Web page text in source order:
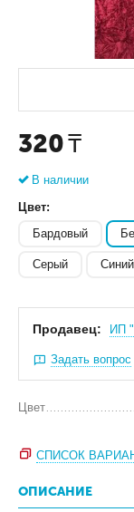
320 ₸
В наличии
Цвет:
Бардовый
Серый Синий
Продавец: ИП
Задать вопрос
Цвет
СПИСОК
ОПИСАНИЕ